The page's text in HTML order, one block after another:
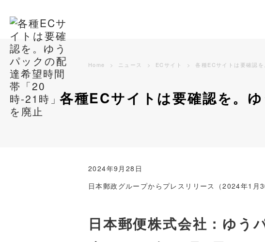
Home ニュース ECサイト 各種ECサイトは要確認
各種ECサイトは要確認を。
2024年9月28日
日本郵政グループからプレスリリース（2024年1月
日本郵便株式会社：ゆう